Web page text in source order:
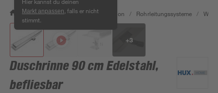
Markt anpassen , falls er nicht
stimmt.
/ Bad & Sanitär / Sanitärinstallation / Rohrleitungssysteme /
+3
Duschrinne 90 cm Edelstahl,
befliesbar